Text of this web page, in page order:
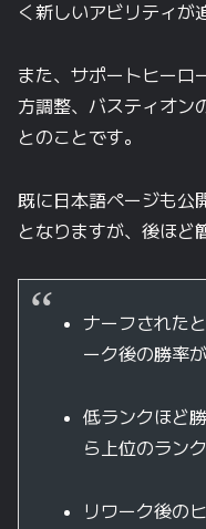
く新しいアビリティが
また、サポートヒーロ
方調整、バスティオン
とのことです。
既に日本語ページも公
となりますが、後ほど
ナーフされた
ーク後の勝率が
低ランクほど
ら上位のランク
リワーク後の